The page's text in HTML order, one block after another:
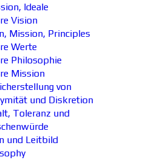
Ideale
Vision
Mission, Principles
Werte
Philosophie
Mission
von
und Diskretion
Toleranz und
und Leitbild